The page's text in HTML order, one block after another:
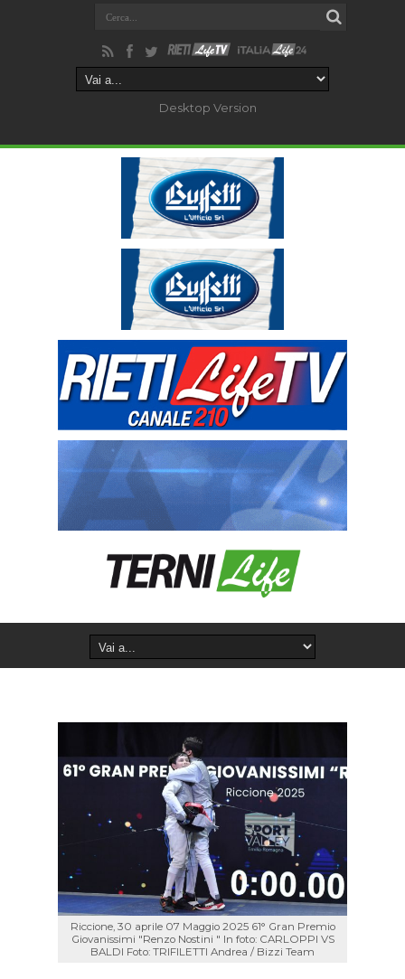
Desktop Version
Riccione, 30 aprile 07 Maggio 2025 61° Gran Premio
Giovanissimi "Renzo Nostini " In foto: CARLOPPI VS
BALDI Foto: TRIFILETTI Andrea / Bizzi Team